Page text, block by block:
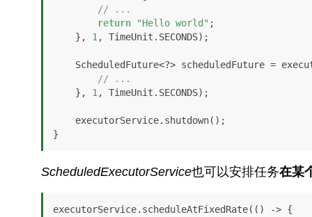
// ...
return
"Hello world" ;
    },
1 , TimeUnit.SECONDS);
// ...
    },
1 , TimeUnit.SECONDS);
}
ScheduledExecutorService也可以安排任务在某
executorService.scheduleAtFixedRate(() -> {